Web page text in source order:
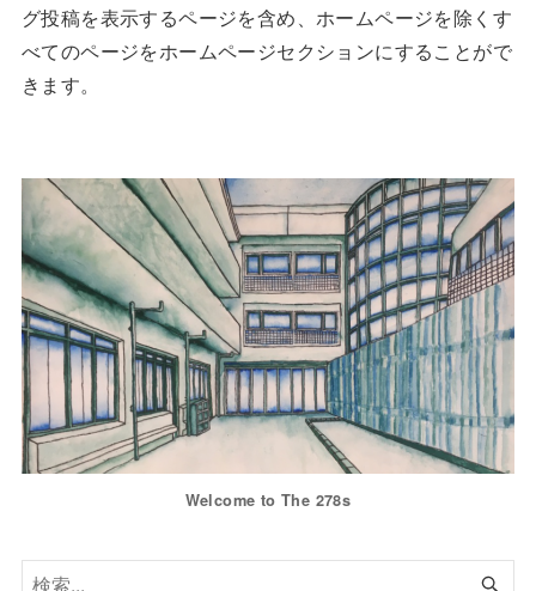
グ投稿を表示するページを含め、ホームページを除くす
べてのページをホームページセクションにすることがで
きます。
Welcome to The 278s